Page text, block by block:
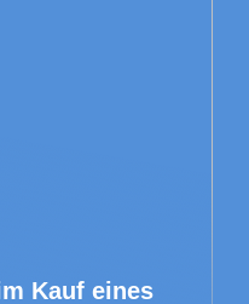
Kauf eines